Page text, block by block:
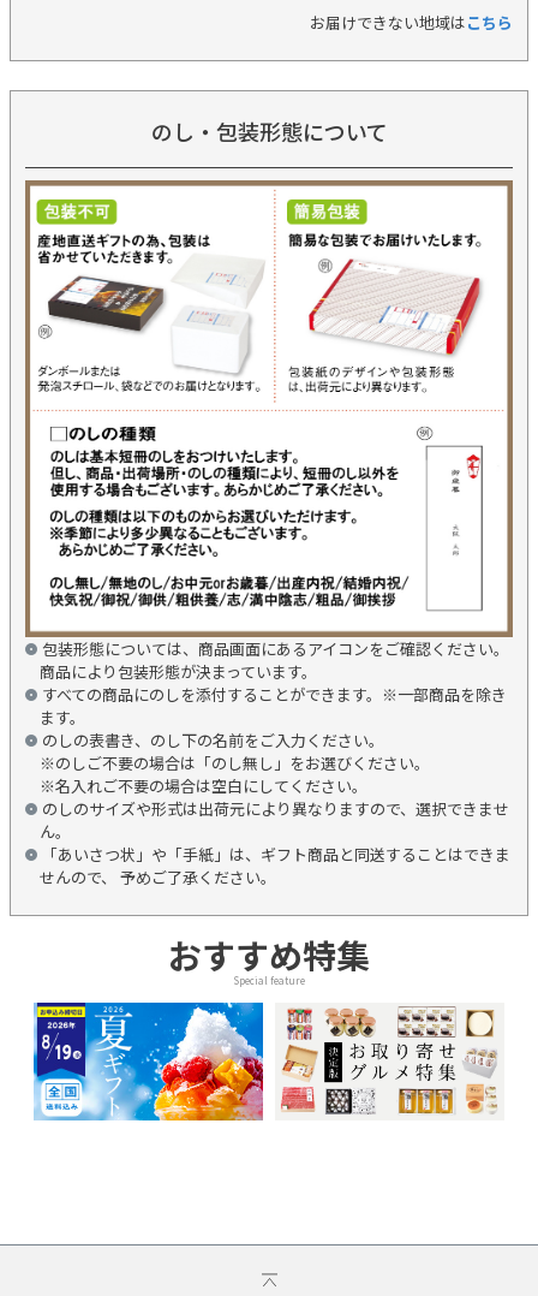
お届けできない地域はこちら
のし・包装形態について
包装形態については、商品画面にあるアイコンをご確認ください。
商品により包装形態が決まっています。
すべての商品にのしを添付することができます。※一部商品を除き
ます。
のしの表書き、のし下の名前をご入力ください。
※のしご不要の場合は「のし無し」をお選びください。
※名入れご不要の場合は空白にしてください。
のしのサイズや形式は出荷元により異なりますので、選択できませ
ん。
「あいさつ状」や「手紙」は、ギフト商品と同送することはできま
せんので、 予めご了承ください。
おすすめ特集
Special feature